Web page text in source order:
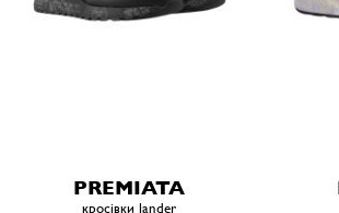
PREMIATA
кросівки lander